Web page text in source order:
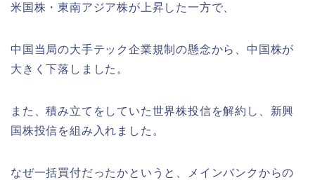
米国株・東南アジア株が上昇した一方で、
中国当局の大手テック企業規制の懸念から、中国株が
大きく下落しました。
また、積み立てをしていた世界株投信を解約し、新興
国株投信を組み入れました。
なぜ一括買付だったかというと、メインバンクからの